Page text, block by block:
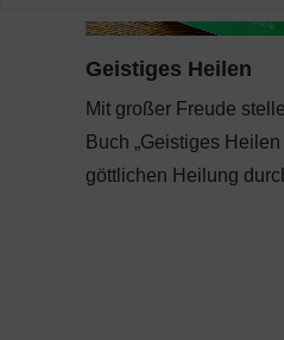
Geistiges Heilen
Mit großer Freude
Buch „Geistiges
göttlichen Heilung